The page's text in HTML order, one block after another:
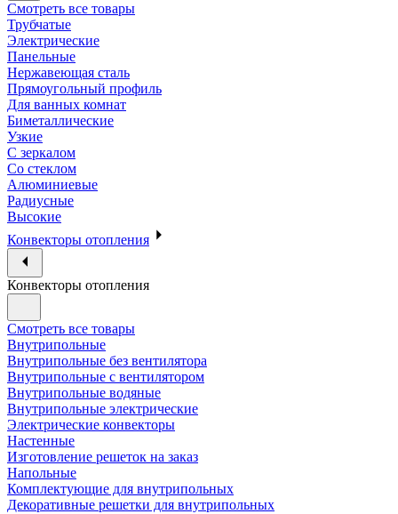
Смотреть все товары
Трубчатые
Электрические
Панельные
Нержавеющая сталь
Прямоугольный профиль
Для ванных комнат
Биметаллические
Узкие
С зеркалом
Со стеклом
Алюминиевые
Радиусные
Высокие
Конвекторы отопления
Конвекторы отопления
Смотреть все товары
Внутрипольные
Внутрипольные без вентилятора
Внутрипольные с вентилятором
Внутрипольные водяные
Внутрипольные электрические
Электрические конвекторы
Настенные
Изготовление решеток на заказ
Напольные
Комплектующие для внутрипольных
Декоративные решетки для внутрипольных